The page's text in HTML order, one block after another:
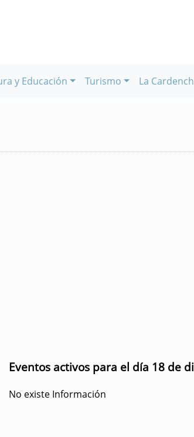
y Educación Turismo La
Eventos activos para el día 18 de
No existe Información